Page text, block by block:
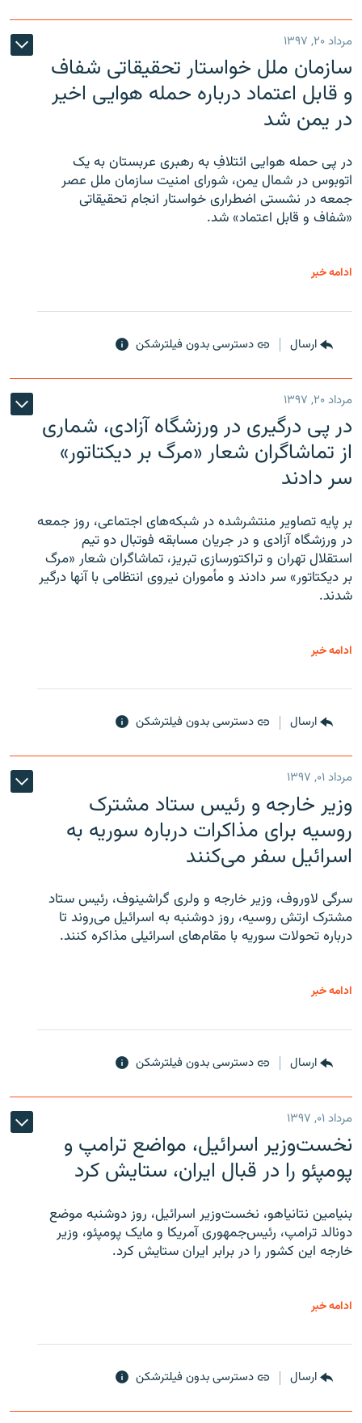
مرداد ۲۰, ۱۳۹۷
سازمان ملل خواستار تحقیقاتی شفاف
و قابل اعتماد درباره حمله هوایی اخیر
در یمن شد
در پی حمله هوایی ائتلافِ به رهبری عربستان به یک
اتوبوس در شمال یمن، شورای امنیت سازمان ملل عصر
جمعه در نشستی اضطراری خواستار انجام تحقیقاتی
«شفاف و قابل اعتماد» شد.
ادامه خبر
ارسال دسترسی بدون فیلترشکن
مرداد ۲۰, ۱۳۹۷
در پی درگیری در ورزشگاه آزادی، شماری
از تماشاگران شعار «مرگ بر دیکتاتور»
سر دادند
بر پایه تصاویر منتشرشده در شبکه‌های اجتماعی، روز جمعه
در ورزشگاه آزادی و در جریان مسابقه فوتبال دو تیم
استقلال تهران و تراکتورسازی تبریز، تماشاگران شعار «مرگ
بر دیکتاتور» سر دادند و مأموران نیروی انتظامی با آنها درگیر
شدند.
ادامه خبر
ارسال دسترسی بدون فیلترشکن
مرداد ۰۱, ۱۳۹۷
وزیر خارجه و رئیس‌ ستاد مشترک
روسیه برای مذاکرات درباره سوریه به
اسرائیل سفر می‌کنند
سرگی لاوروف، وزیر خارجه و ولری گراشینوف، رئیس ستاد
مشترک ارتش روسیه، روز دوشنبه به اسرائیل می‌روند تا
درباره تحولات سوریه با مقام‌های اسرائیلی مذاکره کنند.
ادامه خبر
ارسال دسترسی بدون فیلترشکن
مرداد ۰۱, ۱۳۹۷
نخست‌وزیر اسرائیل، مواضع ترامپ و
پومپئو را در قبال ایران، ستایش کرد
بنیامین نتانیاهو، نخست‌وزیر اسرائیل، روز دوشنبه موضع
دونالد ترامپ، رئیس‌جمهوری آمریکا و مایک پومپئو، وزیر
خارجه این کشور را در برابر ایران ستایش کرد.
ادامه خبر
ارسال دسترسی بدون فیلترشکن